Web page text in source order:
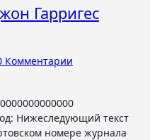
Гарригес
Комментарии
Нижеследующий текст
номере журнала